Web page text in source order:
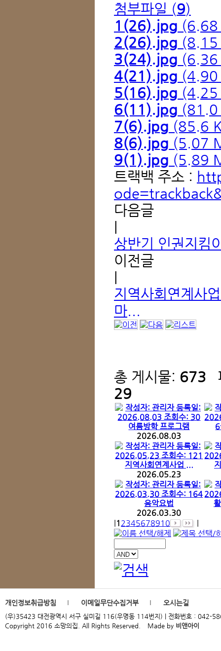
첨부파일 (9)
1(26).jpg
2(26).jpg
3(24).jpg
4(21).jpg
5(16).jpg
6(11).jpg
7(6).jpg (85.6
8(6).jpg (5.07
9(1).jpg (5.89
트랙백 주소 :
다음글
상반기 인권지킴
이전글
지역사회연계사
마...
총 게시물: 673
29
여름방학 프로그램
2026.08.03
지역사회연계사업 ...
2026.05.23
음악요법
2026.03.30
|1 2345678910 |
개인정보취급방침 이메일무단수집거부 오시는길
(우)35423 대전광역시 서구 실미길 116(우명동 114번지) | 전화번호 :
Copyright 2016 소망의집. All Rights Reserved.
Made by 비앤아이